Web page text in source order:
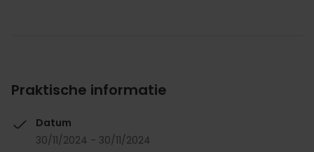
Praktische informatie
Datum
30/11/2024 - 30/11/2024